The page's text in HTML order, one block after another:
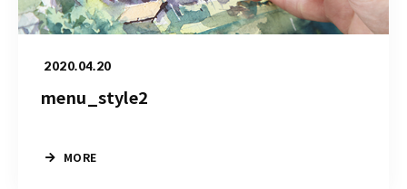
2020.04.20
menu_style2
MORE